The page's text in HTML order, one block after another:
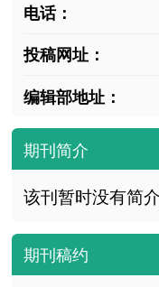
电话：
投稿网址：
编辑部地址：
期刊简介
该刊暂时没有简介
期刊稿约